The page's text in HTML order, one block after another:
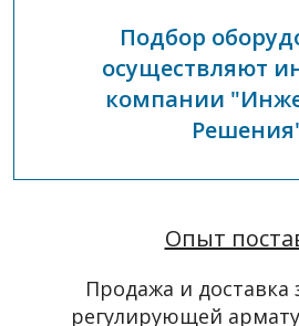
Подбор
осуществляют
компании
Опыт
Продажа и доставка
регулирующей